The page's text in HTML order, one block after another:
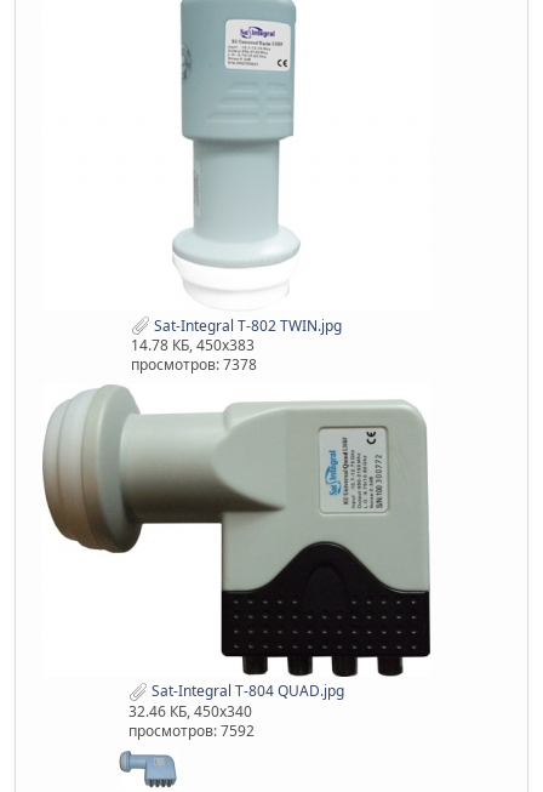
Sat-Integral T-802 TWIN.jpg
14.78 КБ, 450x383
просмотров: 7378
Sat-Integral T-804 QUAD.jpg
32.46 КБ, 450x340
просмотров: 7592